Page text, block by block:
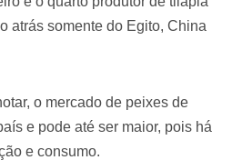
atrás somente do Egito, China
o mercado de peixes de
e pode até ser maior, pois há
e consumo.